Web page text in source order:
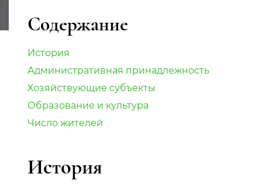
Содержание
История
Административная принадлежность
Хозяйствующие субъекты
Образование и культура
Число жителей
История